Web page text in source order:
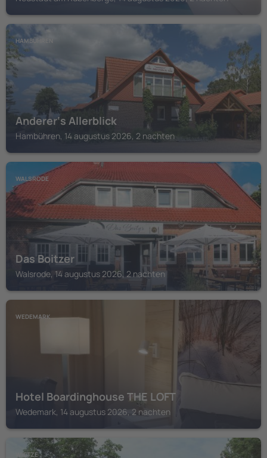
HAMBÜHREN
Anderer‘s Allerblick
Hambühren, 14 augustus 2026, 2 nachten
WALSRODE
Das Boitzer
Walsrode, 14 augustus 2026, 2 nachten
WEDEMARK
Hotel Boardinghouse THE LOFT
Wedemark, 14 augustus 2026, 2 nachten
WIETZE